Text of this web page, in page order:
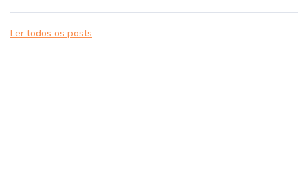
Ler todos os posts